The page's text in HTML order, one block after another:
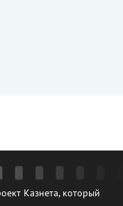
Казнета, который